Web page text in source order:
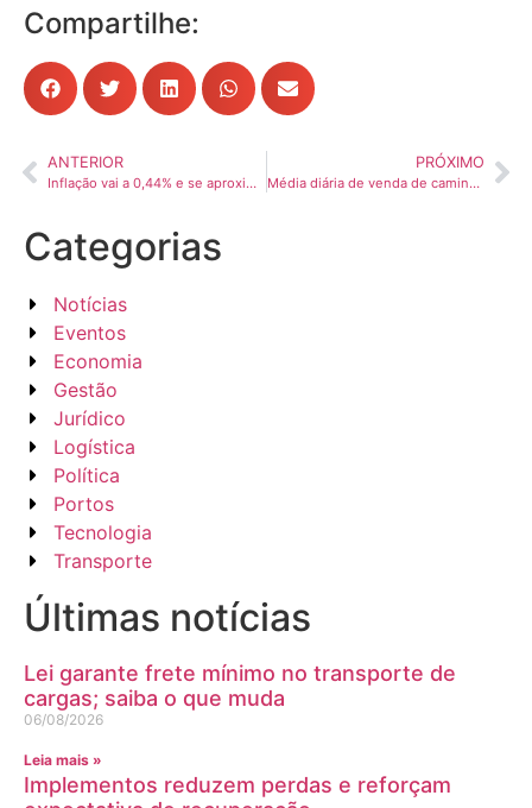
Compartilhe:
ANTERIOR
Inflação vai a 0,44% e se aproxima de teto da meta do BC; pressão vem do clima
PRÓXIMO
Média diária de venda de caminhões é a melhor desde dezembro de 2022, aponta Anfavea
Categorias
Notícias
Eventos
Economia
Gestão
Jurídico
Logística
Política
Portos
Tecnologia
Transporte
Últimas notícias
Lei garante frete mínimo no transporte de
cargas; saiba o que muda
06/08/2026
Leia mais »
Implementos reduzem perdas e reforçam